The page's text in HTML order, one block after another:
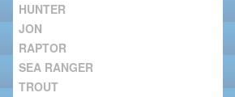
HUNTER
JON
RAPTOR
SEA RANGER
TROUT